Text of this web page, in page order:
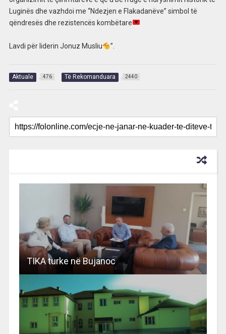
Luginës dhe vazhdoi me “Ndezjen e Flakadanëve” simbol të
qëndresës dhe rezistencës kombëtare
Lavdi për liderin Jonuz Musliu ”.
Aktuale 476 Të Rekomanduara 2440
TIKA turke në Bujanoc